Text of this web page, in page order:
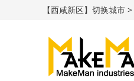
【西咸新区】切换城市 >